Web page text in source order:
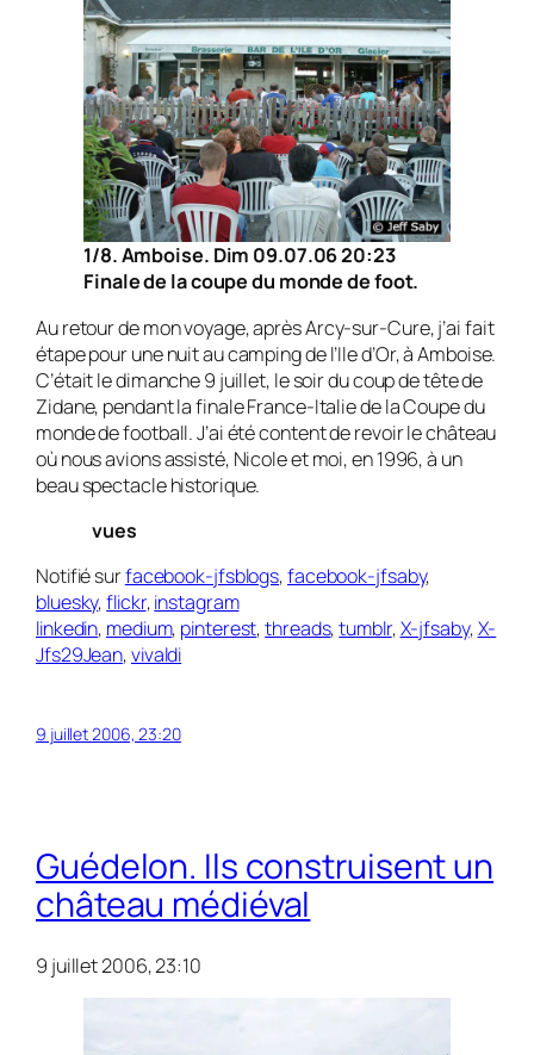
1/8. Amboise. Dim 09.07.06 20:23
Finale de la coupe du monde de foot.
Au retour de mon voyage, après Arcy-sur-Cure, j’ai fait
étape pour une nuit au camping de l’Ile d’Or, à Amboise.
C’était le dimanche 9 juillet, le soir du coup de tête de
Zidane, pendant la finale France-Italie de la Coupe du
monde de football. J’ai été content de revoir le château
où nous avions assisté, Nicole et moi, en 1996, à un
beau spectacle historique.
vues
Notifié surfacebook-jfsblogs,facebook-jfsaby,
bluesky,flickr,instagram
linkedin, medium, pinterest,threads,tumblr,X-jfsaby,X-
Jfs29Jean,vivaldi
9 juillet 2006, 23:20
Guédelon. Ils construisent un
château médiéval
9 juillet 2006, 23:10